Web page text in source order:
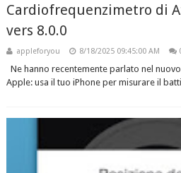
Cardiofrequenzimetro di
vers 8.0.0
appleforyou 8/18/2025 09:45:00 AM
Ne hanno recentemente parlato nel
Apple: usa il tuo iPhone per misurare il